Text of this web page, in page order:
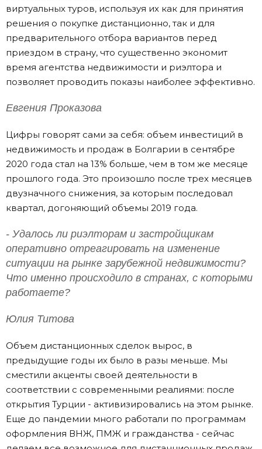
виртуальных туров, используя их как для принятия
решения о покупке дистанционно, так и для
предварительного отбора вариантов перед
приездом в страну, что существенно экономит
время агентства недвижимости и риэлтора и
позволяет проводить показы наиболее эффективно.
Евгения Проказова
Цифры говорят сами за себя: объем инвестиций в
недвижимость и продаж в Болгарии в сентябре
2020 года стал на 13% больше, чем в том же месяце
прошлого года. Это произошло после трех месяцев
двузначного снижения, за которым последовал
квартал, догоняющий объемы 2019 года.
- Удалось ли риэлторам и застройщикам
оперативно отреагировать на изменение
ситуации на рынке зарубежной недвижимости?
Что именно происходило в странах, с которыми
работаете?
Юлия Титова
Объем дистанционных сделок вырос, в
предыдущие годы их было в разы меньше. Мы
сместили акценты своей деятельности в
соответствии с современными реалиями: после
открытия Турции - активизировались на этом рынке.
Еще до пандемии много работали по программам
оформления ВНЖ, ПМЖ и гражданства - сейчас